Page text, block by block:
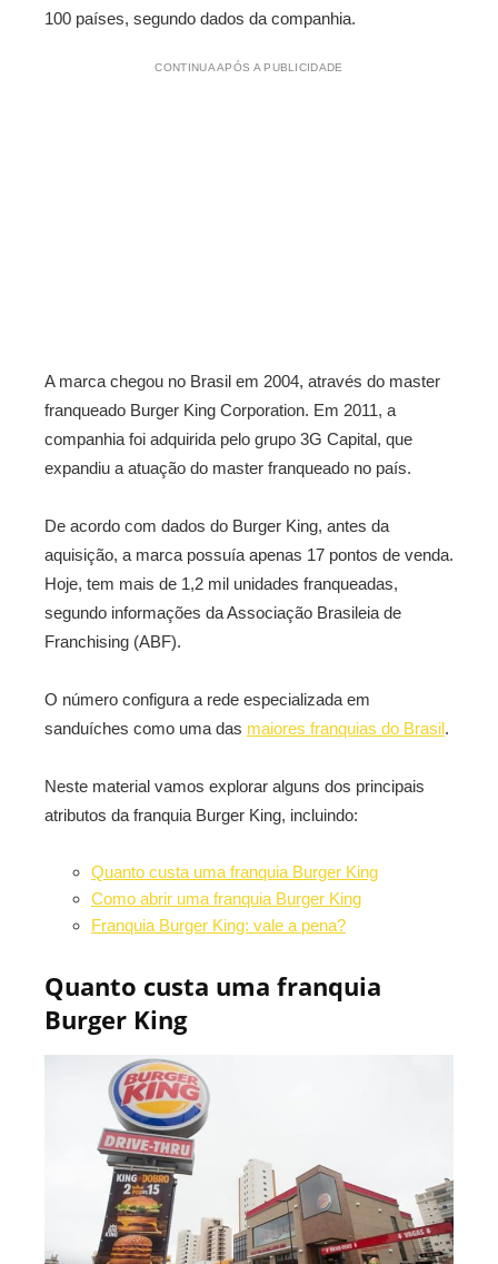
100 países, segundo dados da companhia.
CONTINUA APÓS A PUBLICIDADE
A marca chegou no Brasil em 2004, através do master
franqueado Burger King Corporation. Em 2011, a
companhia foi adquirida pelo grupo 3G Capital, que
expandiu a atuação do master franqueado no país.
De acordo com dados do Burger King, antes da
aquisição, a marca possuía apenas 17 pontos de venda.
Hoje, tem mais de 1,2 mil unidades franqueadas,
segundo informações da Associação Brasileia de
Franchising (ABF).
O número configura a rede especializada em
sanduíches como uma das maiores franquias do Brasil.
Neste material vamos explorar alguns dos principais
atributos da franquia Burger King, incluindo:
Quanto custa uma franquia Burger King
Como abrir uma franquia Burger King
Franquia Burger King: vale a pena?
Quanto custa uma franquia
Burger King